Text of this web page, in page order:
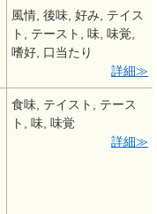
風情, 後味, 好み, テイス
ト, テースト, 味, 味覚,
嗜好, 口当たり
詳細
食味, テイスト, テース
ト, 味, 味覚
詳細